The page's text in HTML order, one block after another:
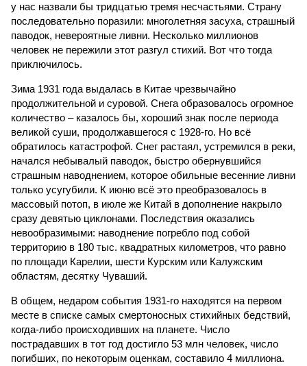
у нас назвали бы тридцатью тремя несчастьями. Страну
последовательно поразили: многолетняя засуха, страшный
паводок, невероятные ливни. Несколько миллионов
человек не пережили этот разгул стихий. Вот что тогда
приключилось.
Зима 1931 года выдалась в Китае чрезвычайно
продолжительной и суровой. Снега образовалось огромное
количество – казалось бы, хороший знак после периода
великой суши, продолжавшегося с 1928-го. Но всё
обратилось катастрофой. Снег растаял, устремился в реки,
начался небывалый паводок, быстро обернувшийся
страшным наводнением, которое обильные весенние ливни
только усугубили. К июню всё это преобразовалось в
массовый потоп, в июле же Китай в дополнение накрыло
сразу девятью циклонами. Последствия оказались
невообразимыми: наводнение погребло под собой
территорию в 180 тыс. квадратных километров, что равно
по площади Карелии, шести Курским или Калужским
областям, десятку Чуваший.
В общем, недаром события 1931-го находятся на первом
месте в списке самых смертоносных стихийных бедствий,
когда-либо происходивших на планете. Число
пострадавших в тот год достигло 53 млн человек, число
погибших, по некоторым оценкам, составило 4 миллиона.